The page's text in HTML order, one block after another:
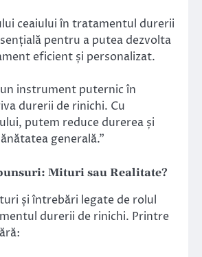
ceaiului în tratamentul durerii
pentru a putea dezvolta
eficient și personalizat.
un instrument puternic în
durerii de rinichi. Cu
putem reduce durerea și
generală.”
Mituri sau Realitate?
și întrebări legate de rolul
durerii de rinichi. Printre